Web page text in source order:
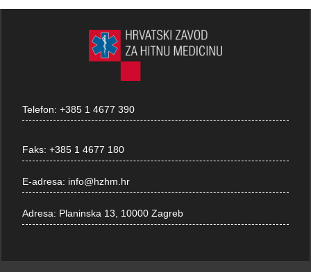
Telefon:+385 1 4677 390
Faks:+385 1 4677 180
E-adresa: info@hzhm.hr
Adresa: Planinska 13, 10000 Zagreb